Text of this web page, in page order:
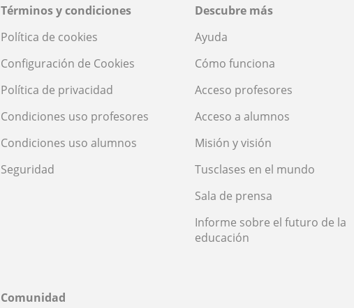
Términos y condiciones
Política de cookies
Configuración de Cookies
Política de privacidad
Condiciones uso profesores
Condiciones uso alumnos
Seguridad
Descubre más
Ayuda
Cómo funciona
Acceso profesores
Acceso a alumnos
Misión y visión
Tusclases en el mundo
Sala de prensa
Informe sobre el futuro de la
educación
Comunidad